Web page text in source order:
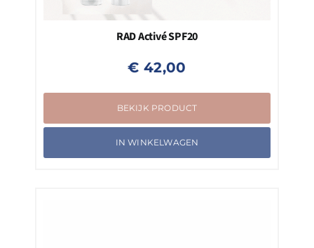
RAD Activé SPF20
€ 42,00
BEKIJK PRODUCT
IN WINKELWAGEN